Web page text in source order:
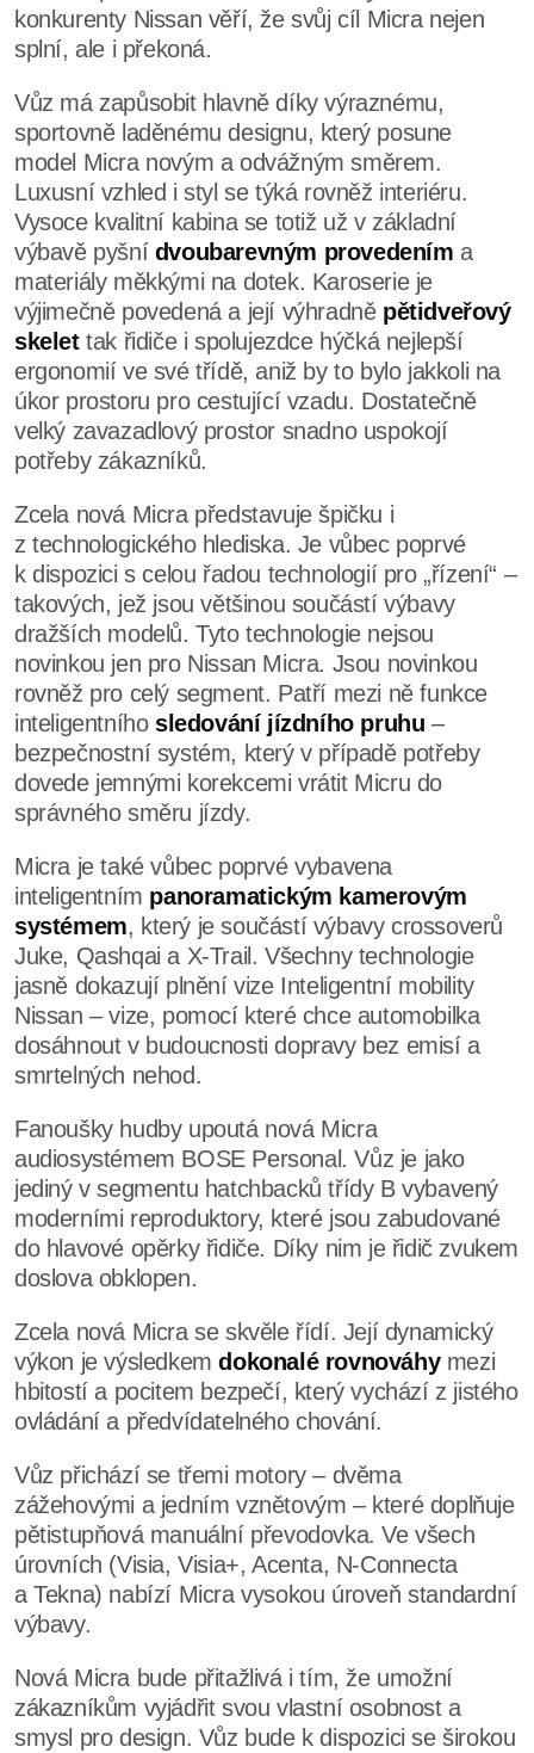
konkurenty Nissan věří, že svůj cíl Micra nejen
splní, ale i překoná.
Vůz má zapůsobit hlavně díky výraznému,
sportovně laděnému designu, který posune
model Micra novým a odvážným směrem.
Luxusní vzhled i styl se týká rovněž interiéru.
Vysoce kvalitní kabina se totiž už v základní
výbavě pyšní dvoubarevným provedením a
materiály měkkými na dotek. Karoserie je
výjimečně povedená a její výhradně pětidveřový
skelettak řidiče i spolujezdce hýčká nejlepší
ergonomií ve své třídě, aniž by to bylo jakkoli na
úkor prostoru pro cestující vzadu. Dostatečně
velký zavazadlový prostor snadno uspokojí
potřeby zákazníků.
Zcela nová Micra představuje špičku i
z technologického hlediska. Je vůbec poprvé
k dispozici s celou řadou technologií pro „řízení“ –
takových, jež jsou většinou součástí výbavy
dražších modelů. Tyto technologie nejsou
novinkou jen pro Nissan Micra. Jsou novinkou
rovněž pro celý segment. Patří mezi ně funkce
inteligentníhosledování jízdního pruhu –
bezpečnostní systém, který v případě potřeby
dovede jemnými korekcemi vrátit Micru do
správného směru jízdy.
Micra je také vůbec poprvé vybavena
inteligentním panoramatickým kamerovým
systémem, který je součástí výbavy crossoverů
Juke, Qashqai a X-Trail. Všechny technologie
jasně dokazují plnění vize Inteligentní mobility
Nissan – vize, pomocí které chce automobilka
dosáhnout v budoucnosti dopravy bez emisí a
smrtelných nehod.
Fanoušky hudby upoutá nová Micra
audiosystémem BOSE Personal. Vůz je jako
jediný v segmentu hatchbacků třídy B vybavený
moderními reproduktory, které jsou zabudované
do hlavové opěrky řidiče. Díky nim je řidič zvukem
doslova obklopen.
Zcela nová Micra se skvěle řídí. Její dynamický
výkon je výsledkemdokonalé rovnováhymezi
hbitostí a pocitem bezpečí, který vychází z jistého
ovládání a předvídatelného chování.
Vůz přichází se třemi motory – dvěma
zážehovými a jedním vznětovým – které doplňuje
pětistupňová manuální převodovka. Ve všech
úrovních (Visia, Visia+, Acenta, N-Connecta
a Tekna) nabízí Micra vysokou úroveň standardní
výbavy.
Nová Micra bude přitažlivá i tím, že umožní
zákazníkům vyjádřit svou vlastní osobnost a
smysl pro design. Vůz bude k dispozici se širokou